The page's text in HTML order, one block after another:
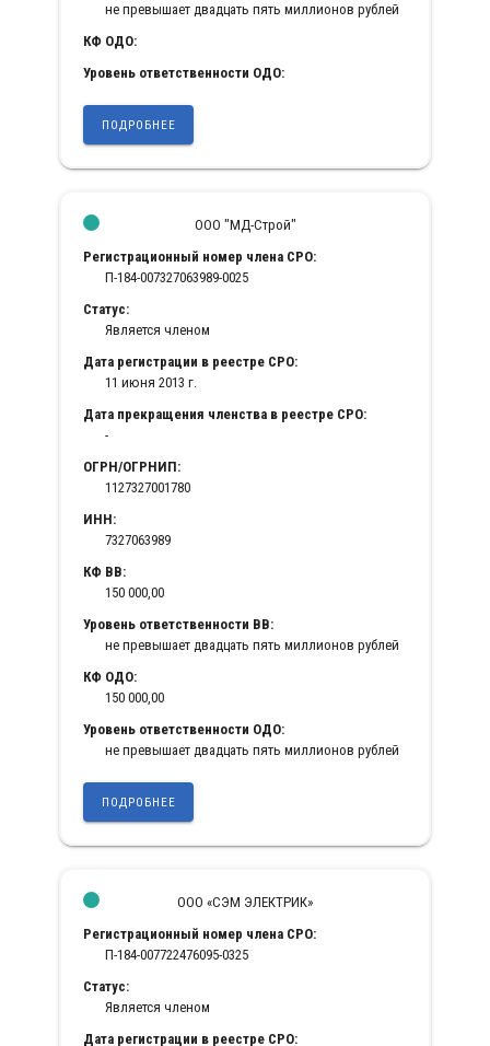
не превышает двадцать пять миллионов рублей
КФ ОДО:
Уровень ответственности ОДО:
ПОДРОБНЕЕ
ООО "МД-Строй"
Регистрационный номер члена СРО:
П-184-007327063989-0025
Статус:
Является членом
Дата регистрации в реестре СРО:
11 июня 2013 г.
Дата прекращения членства в реестре СРО:
-
ОГРН/ОГРНИП:
1127327001780
ИНН:
7327063989
КФ ВВ:
150 000,00
Уровень ответственности ВВ:
не превышает двадцать пять миллионов рублей
КФ ОДО:
150 000,00
Уровень ответственности ОДО:
не превышает двадцать пять миллионов рублей
ПОДРОБНЕЕ
ООО «СЭМ ЭЛЕКТРИК»
Регистрационный номер члена СРО:
П-184-007722476095-0325
Статус:
Является членом
Дата регистрации в реестре СРО: